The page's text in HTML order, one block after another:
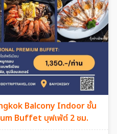
Balcony Indoor ชั้น
Buffet บุฟเฟ่ต์ 2 ชม.